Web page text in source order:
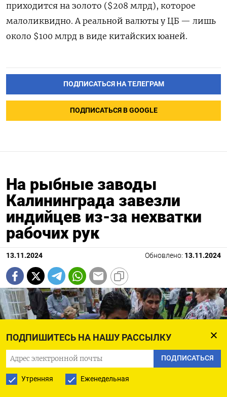
ПОДПИШИТЕСЬ НА НАШУ РАССЫЛКУ
ПОДПИСАТЬСЯ
Утренняя Еженедельная
приходится на золото ($208 млрд), которое
малоликвидно. А реальной валюты у ЦБ — лишь
около $100 млрд в виде китайских юаней.
ПОДПИСАТЬСЯ НА ТЕЛЕГРАМ
ПОДПИСАТЬСЯ В GOOGLE
На рыбные заводы
Калининграда завезли
индийцев из-за нехватки
рабочих рук
13.11.2024 Обновлено: 13.11.2024